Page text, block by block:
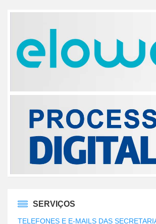
SERVIÇOS
TELEFONES E E-MAILS DAS